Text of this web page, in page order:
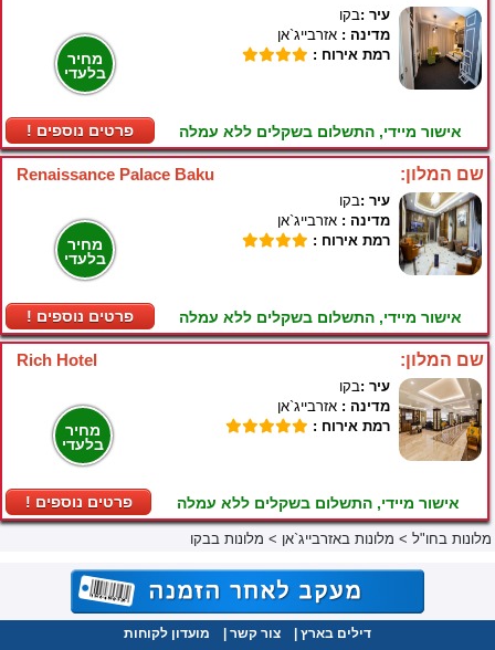
מחיר
בלעדי
! פרטים נוספים
עיר :בקו
מדינה : אזרבייג`אן
רמת אירוח :
אישור מיידי, התשלום בשקלים ללא עמלה
Renaissance Palace Baku שם המלון:
מחיר
בלעדי
! פרטים נוספים
עיר :בקו
מדינה : אזרבייג`אן
רמת אירוח :
אישור מיידי, התשלום בשקלים ללא עמלה
Rich Hotel שם המלון:
מחיר
בלעדי
! פרטים נוספים
עיר :בקו
מדינה : אזרבייג`אן
רמת אירוח :
אישור מיידי, התשלום בשקלים ללא עמלה
מלונות בחו"ל > מלונות באזרבייג`אן > מלונות בבקו
דילים בארץ צור קשר מועדון לקוחות